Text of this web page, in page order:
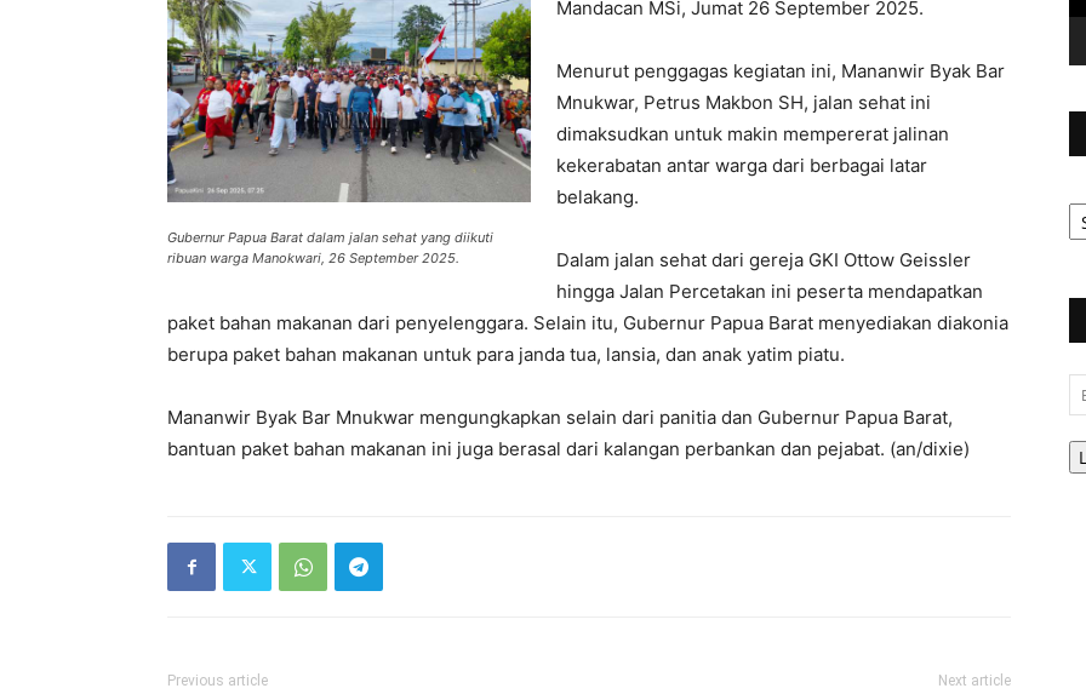
Gubernur Papua Barat dalam jalan sehat yang diikuti
ribuan warga Manokwari, 26 September 2025.
Mandacan MSi, Jumat 26 September 2025.
Menurut penggagas kegiatan ini, Mananwir Byak Bar
Mnukwar, Petrus Makbon SH, jalan sehat ini
dimaksudkan untuk makin mempererat jalinan
kekerabatan antar warga dari berbagai latar
belakang.
Dalam jalan sehat dari gereja GKI Ottow Geissler
hingga Jalan Percetakan ini peserta mendapatkan
paket bahan makanan dari penyelenggara. Selain itu, Gubernur Papua Barat menyediakan diakonia
berupa paket bahan makanan untuk para janda tua, lansia, dan anak yatim piatu.
Mananwir Byak Bar Mnukwar mengungkapkan selain dari panitia dan Gubernur Papua Barat,
bantuan paket bahan makanan ini juga berasal dari kalangan perbankan dan pejabat. (an/dixie)
Previous article Next article